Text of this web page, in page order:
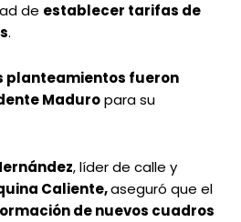
de establecer tarifas de
.
planteamientos fueron
Maduropara su
, líder de calle y
Caliente,aseguró que el
de nuevos cuadros